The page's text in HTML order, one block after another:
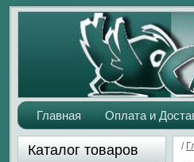
Главная Оплата и
/
Каталог товаров